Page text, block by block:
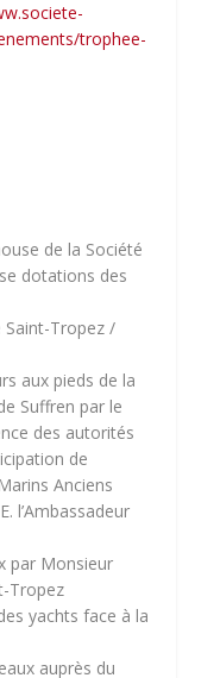
trophee-
de la Société
dotations des
Saint-Tropez /
aux pieds de la
Suffren par le
des autorités
de
Anciens
l’Ambassadeur
par Monsieur
Tropez
yachts face à la
auprès du